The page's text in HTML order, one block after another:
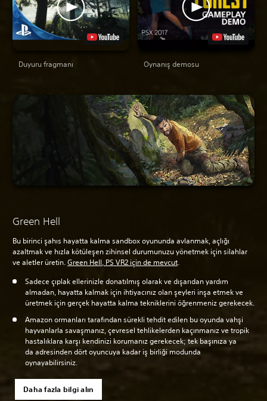
Duyuru fragmanı Oynanış demosu
Green Hell
Bu birinci şahıs hayatta kalma sandbox oyununda avlanmak, açlığı
azaltmak ve hızla kötüleşen zihinsel durumunuzu yönetmek için silahlar
ve aletler üretin.Green Hell, PS VR2 için de mevcut.
Sadece çıplak ellerinizle donatılmış olarak ve dışarıdan yardım
almadan, hayatta kalmak için ihtiyacınız olan şeyleri inşa etmek ve
üretmek için gerçek hayatta kalma tekniklerini öğrenmeniz gerekecek.
Amazon ormanları tarafından sürekli tehdit edilen bu oyunda vahşi
hayvanlarla savaşmanız, çevresel tehlikelerden kaçınmanız ve tropik
hastalıklara karşı kendinizi korumanız gerekecek; tek başınıza ya
da adresinden dört oyuncuya kadar iş birliği modunda
oynayabilirsiniz.
Daha fazla bilgi alın